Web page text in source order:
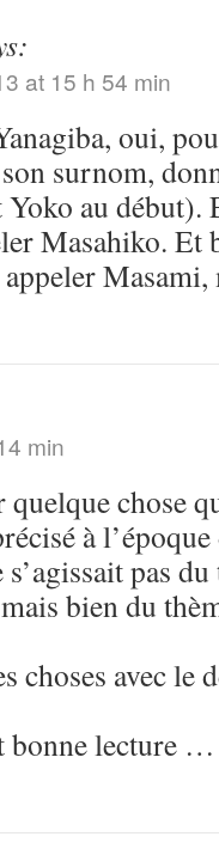
at 15 h 54 min
oui,
surnom,
Yoko au
Masahiko. Et
appeler
min
quelque chose
à
pas
bien du
choses avec le
bonne lecture …